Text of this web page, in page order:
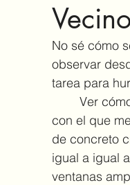
No sé cómo
observar
tarea para
con el que
de concreto
igual a igual
ventanas